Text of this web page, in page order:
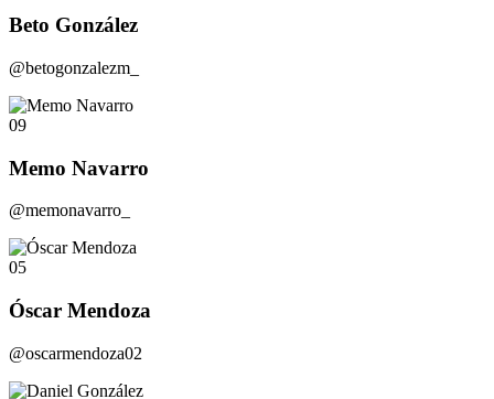
Beto González
@betogonzalezm_
09
Memo Navarro
@memonavarro_
05
Óscar Mendoza
@oscarmendoza02